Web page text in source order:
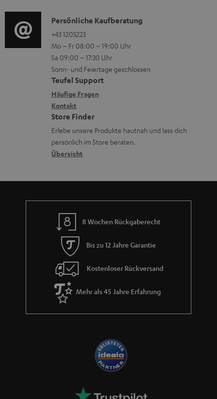
u
n
t
e
r
l
a
d
e
n
t
i
o
n
e
n
z
u
r
G
r
a
i
o
-
L
e
x
i
k
o
n
K
o
n
t
a
k
t
d
a
t
n
Persönliche Kaufberatung
+43 1205223
Mo – Fr 08:00 – 19:00 Uhr
Sa 09:00 – 17:30 Uhr
Sonn- und Feiertage geschlossen
Teufel Support
Häufige Fragen
Kontakt
Store Finder
Erlebe unsere Produkte hautnah und lass dich
persönlich im Store beraten.
Übersicht
8 Wochen Rückgaberecht
Bis zu 12 Jahre Garantie
Kostenloser Rückversand
Mehr als 45 Jahre Erfahrung